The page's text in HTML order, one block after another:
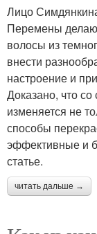
Лицо
Перемены
волосы из
внести
настроение и
Доказано, что
изменяется не
способы
эффективные и
статье.
читать дальше →